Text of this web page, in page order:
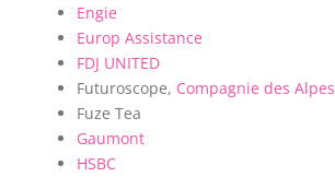
Engie
Europ Assistance
FDJ UNITED
Futuroscope, Compagnie des Alpes
Fuze Tea
Gaumont
HSBC